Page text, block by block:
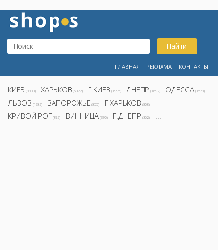
Найти
ГЛАВНАЯ РЕКЛАМА КОНТАКТЫ
КИЕВ (8800) ХАРЬКОВ (5922) Г.КИЕВ (1995) ДНЕПР (1692) ОДЕССА (1578)
ЛЬВОВ (1282) ЗАПОРОЖЬЕ (855) Г.ХАРЬКОВ (808)
КРИВОЙ РОГ (392) ВИННИЦА (390) Г.ДНЕПР (362) ...